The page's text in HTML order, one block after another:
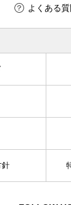
よくある質
針